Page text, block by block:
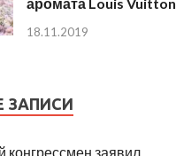
18.11.2019
ЗАПИСИ
конгрессмен заявил